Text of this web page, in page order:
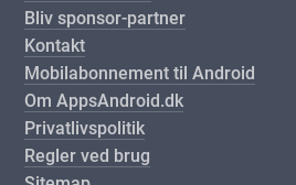
Bliv sponsor-partner
Kontakt
Mobilabonnement til Android
Om AppsAndroid.dk
Privatlivspolitik
Regler ved brug